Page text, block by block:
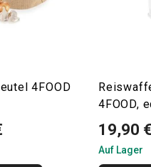
4FOOD
4FOOD,
19,90 €
Auf Lager